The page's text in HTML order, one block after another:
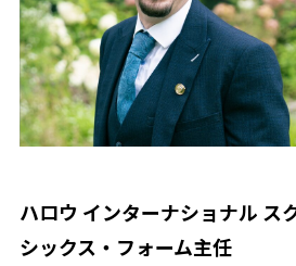
ハロウ インターナショナル ス
シックス・フォーム主任